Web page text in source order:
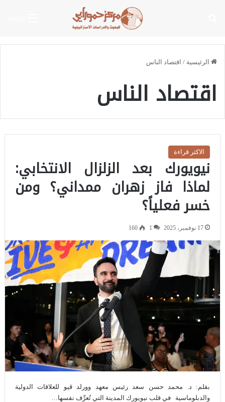
الرئيسية / اقتصاد الناس
اقتصاد الناس
الاكثر قراءة
نيويورك بعد الزلزال الانتخابي:
لماذا فاز زهران ممداني؟ ومن
خسر فعلياً؟
17 نوفمبر، 2025 1
160
بقلم: د. محمد حسن سعد رئيس معهد وورلد ڤيو للعلاقات الدولية
والدبلوماسية في قلب نيويورك المدينة التي تُعرِّف نفسها…